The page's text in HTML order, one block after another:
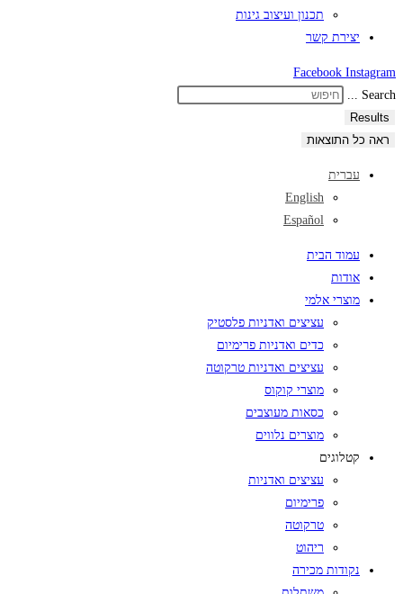
תכנון ועיצוב גינות
יצירת קשר
Facebook Instagram
Search ...
Results
ראה כל התוצאות
עברית
English
Español
עמוד הבית
אודות
מוצרי אלמי
עציצים ואדניות פלסטיק
כדים ואדניות פרימיום
עציצים ואדניות טרקוטה
מוצרי קוקוס
כסאות מעוצבים
מוצרים נלווים
קטלוגים
עציצים ואדניות
פרימיום
טרקוטה
ריהוט
נקודות מכירה